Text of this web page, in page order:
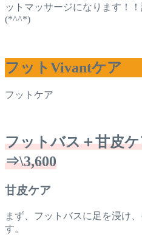
ットマッサージになります！
(*^^*)
フットVivantケア
フットケア
フットバス＋甘皮
⇒\3,600
甘皮ケア
まず、フットバスに足を浸け
す。